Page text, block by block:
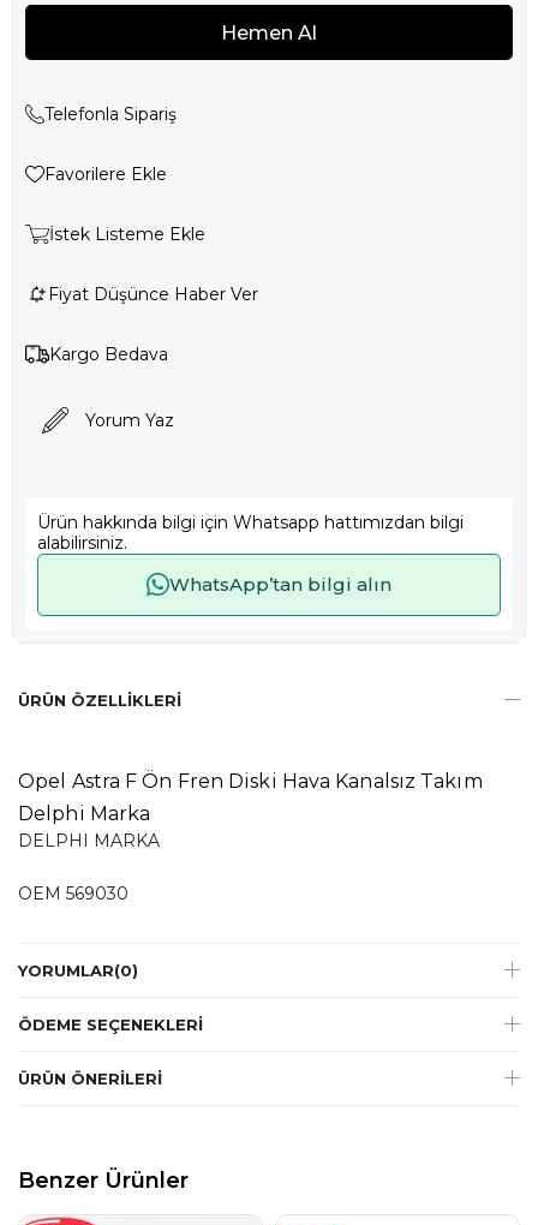
Telefonla Sipariş
Favorilere Ekle
İstek Listeme Ekle
Fiyat Düşünce Haber Ver
Kargo Bedava
Yorum Yaz
Ürün hakkında bilgi için Whatsapp hattımızdan bilgi
alabilirsiniz.
WhatsApp’tan bilgi alın
ÜRÜN ÖZELLIKLERI
Opel Astra F Ön Fren Diski Hava Kanalsız Takım
Delphi Marka
DELPHI MARKA
OEM 569030
YORUMLAR(0)
ÖDEME SEÇENEKLERI
ÜRÜN ÖNERILERI
Benzer Ürünler